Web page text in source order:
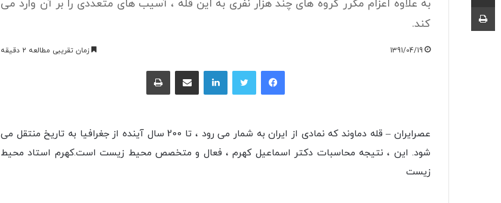
به علاوه اعزام مکرر گروه های چند هزار نفری به این قله ، آسیب های متعددی را بر آن وارد می
کند.
1391/04/19 زمان تقریبی مطالعه 2 دقیقه
فیسبوک لینکداین
عصرایران – قله دماوند که نمادی از ایران به شمار می رود ، تا 200 سال آینده از جغرافیا به تاریخ منتقل می
شود. این ، نتیجه محاسبات دکتر اسماعیل کهرم ، فعال و متخصص محیط زیست است.کهرم استاد محیط
زیست